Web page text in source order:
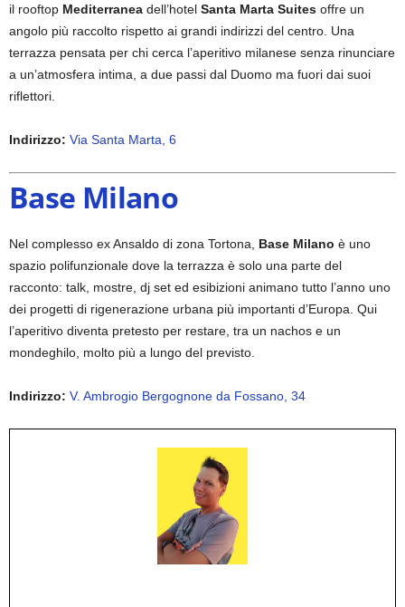
il rooftop Mediterranea dell’hotel Santa Marta Suites offre un
angolo più raccolto rispetto ai grandi indirizzi del centro. Una
terrazza pensata per chi cerca l’aperitivo milanese senza rinunciare
a un’atmosfera intima, a due passi dal Duomo ma fuori dai suoi
riflettori.
Indirizzo: Via Santa Marta, 6
Base Milano
Nel complesso ex Ansaldo di zona Tortona, Base Milano è uno
spazio polifunzionale dove la terrazza è solo una parte del
racconto: talk, mostre, dj set ed esibizioni animano tutto l’anno uno
dei progetti di rigenerazione urbana più importanti d’Europa. Qui
l’aperitivo diventa pretesto per restare, tra un nachos e un
mondeghilo, molto più a lungo del previsto.
Indirizzo: V. Ambrogio Bergognone da Fossano, 34